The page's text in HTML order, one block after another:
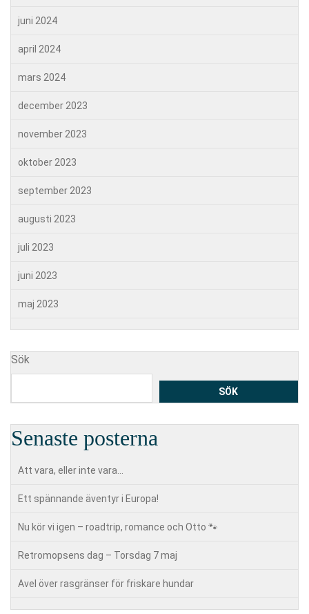
juni 2024
april 2024
mars 2024
december 2023
november 2023
oktober 2023
september 2023
augusti 2023
juli 2023
juni 2023
maj 2023
Sök
SÖK
Senaste posterna
Att vara, eller inte vara…
Ett spännande äventyr i Europa!
Nu kör vi igen – roadtrip, romance och Otto 🐾
Retromopsens dag – Torsdag 7 maj
Avel över rasgränser för friskare hundar